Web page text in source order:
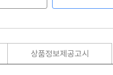
상품정보제공고시